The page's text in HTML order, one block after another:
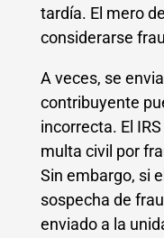
tardía. El mero
considerarse
A veces, se
contribuyente
incorrecta. El
multa civil por
Sin embargo, si
sospecha de
enviado a la